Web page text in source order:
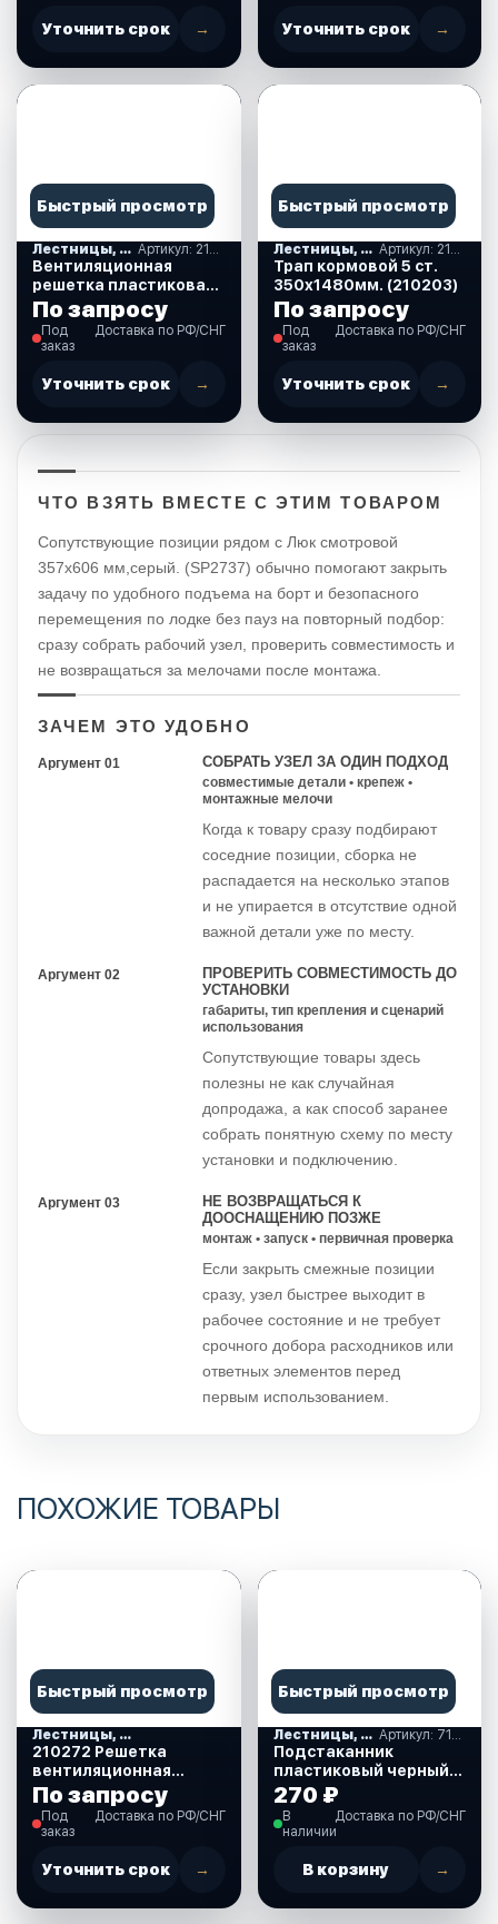
Уточнить срок → Уточнить срок →
Быстрый просмотр
Лестницы, ступеньки
Вентиляционная
решетка пластиковая
черная 86 х 86 х 15 мм.
(210284)
По запросу
Под
заказ
Доставка по РФ/СНГ
Уточнить срок →
Быстрый просмотр
Лестницы, ступеньки
Трап кормовой 5 ст.
350х1480мм. (210203)
По запросу
Под
заказ
Доставка по РФ/СНГ
Уточнить срок →
ЧТО ВЗЯТЬ ВМЕСТЕ С ЭТИМ ТОВАРОМ
Сопутствующие позиции рядом с Люк смотровой
357х606 мм,серый. (SP2737) обычно помогают закрыть
задачу по удобного подъема на борт и безопасного
перемещения по лодке без пауз на повторный подбор:
сразу собрать рабочий узел, проверить совместимость и
не возвращаться за мелочами после монтажа.
ЗАЧЕМ ЭТО УДОБНО
Аргумент 01 СОБРАТЬ УЗЕЛ ЗА ОДИН ПОДХОД
совместимые детали • крепеж •
монтажные мелочи
Когда к товару сразу подбирают
соседние позиции, сборка не
распадается на несколько этапов
и не упирается в отсутствие одной
важной детали уже по месту.
Аргумент 02
ПРОВЕРИТЬ СОВМЕСТИМОСТЬ ДО
УСТАНОВКИ
габариты, тип крепления и сценарий
использования
Сопутствующие товары здесь
полезны не как случайная
допродажа, а как способ заранее
собрать понятную схему по месту
установки и подключению.
Аргумент 03
НЕ ВОЗВРАЩАТЬСЯ К
ДООСНАЩЕНИЮ ПОЗЖЕ
монтаж • запуск • первичная проверка
Если закрыть смежные позиции
сразу, узел быстрее выходит в
рабочее состояние и не требует
срочного добора расходников или
ответных элементов перед
первым использованием.
ПОХОЖИЕ ТОВАРЫ
Быстрый просмотр
Лестницы, ступеньки
210272 Решетка
вентиляционная
125х26х1,6 мм.(белая)
По запросу
Под
заказ
Доставка по РФ/СНГ
Уточнить срок →
Быстрый просмотр
Лестницы, ступеньки Артикул: 710297
Подстаканник
пластиковый черный
108х80мм ,Диметр 108
мм, глубина 83 мм,
штуцер 3/8. (710297)
270 ₽
В
наличии
Доставка по РФ/СНГ
В корзину →